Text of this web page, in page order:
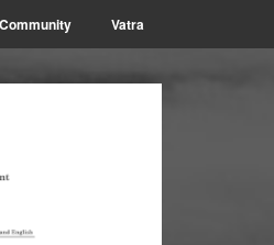
Community Vatra